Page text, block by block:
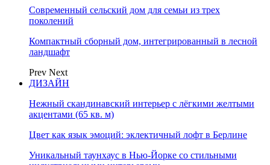
Современный сельский дом для семьи из трех
поколений
Компактный сборный дом, интегрированный в лесной
ландшафт
Prev Next
ДИЗАЙН
Нежный скандинавский интерьер с лёгкими желтыми
акцентами (65 кв. м)
Цвет как язык эмоций: эклектичный лофт в Берлине
Уникальный таунхаус в Нью-Йорке со стильными